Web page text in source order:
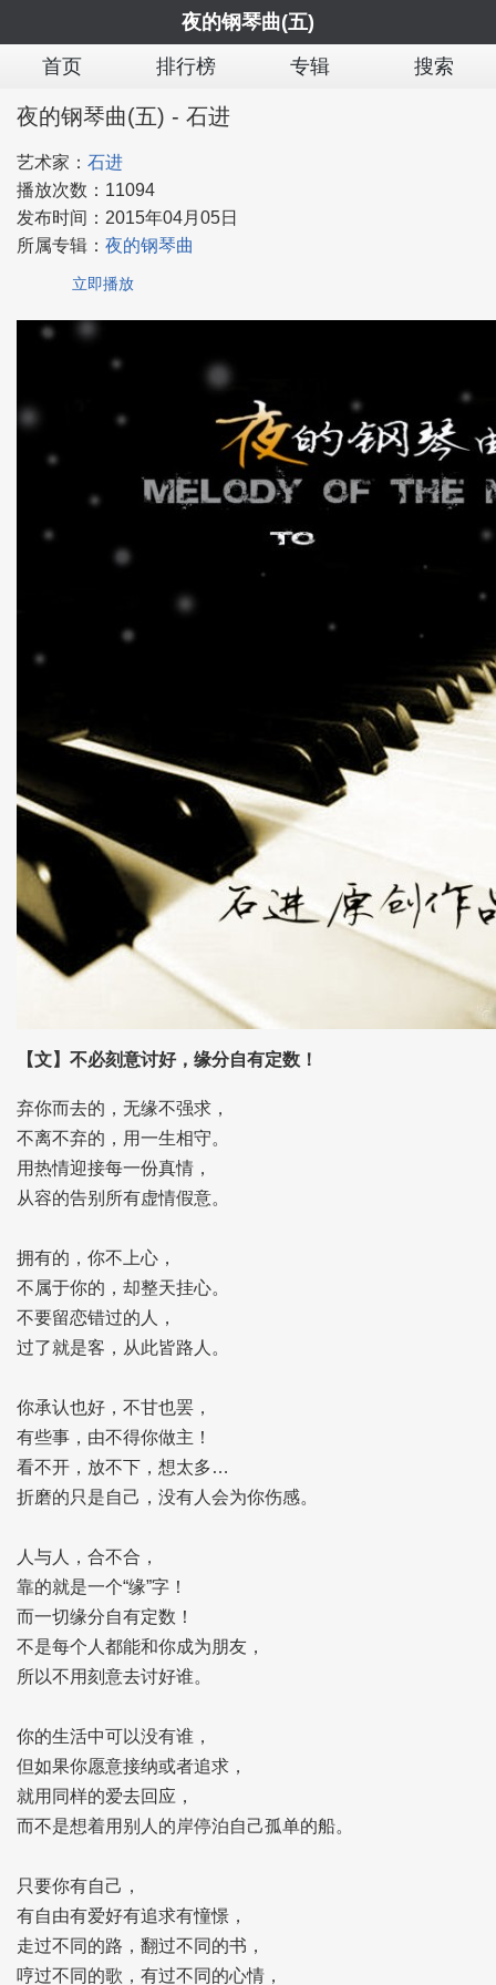
夜的钢琴曲(五)
首页
排行榜 专辑 搜索
夜的钢琴曲(五) - 石进
艺术家： 石进
播放次数： 11094
发布时间： 2015年04月05日
所属专辑： 夜的钢琴曲
立即播放
【文】不必刻意讨好，缘分自有定数！
弃你而去的，无缘不强求，
不离不弃的，用一生相守。
用热情迎接每一份真情，
从容的告别所有虚情假意。
拥有的，你不上心，
不属于你的，却整天挂心。
不要留恋错过的人，
过了就是客，从此皆路人。
你承认也好，不甘也罢，
有些事，由不得你做主！
看不开，放不下，想太多…
折磨的只是自己，没有人会为你伤感。
人与人，合不合，
靠的就是一个“缘”字！
而一切缘分自有定数！
不是每个人都能和你成为朋友，
所以不用刻意去讨好谁。
你的生活中可以没有谁，
但如果你愿意接纳或者追求，
就用同样的爱去回应，
而不是想着用别人的岸停泊自己孤单的船。
只要你有自己，
有自由有爱好有追求有憧憬，
走过不同的路，翻过不同的书，
哼过不同的歌，有过不同的心情，